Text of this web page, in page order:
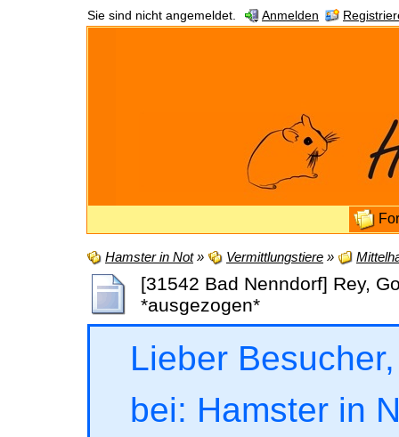
Sie sind nicht angemeldet. Anmelden
Hamster in Not» Vermittlungstiere »
[31542 Bad Nenndorf] Rey,
*ausgezogen*
Lieber
bei: Hamster in